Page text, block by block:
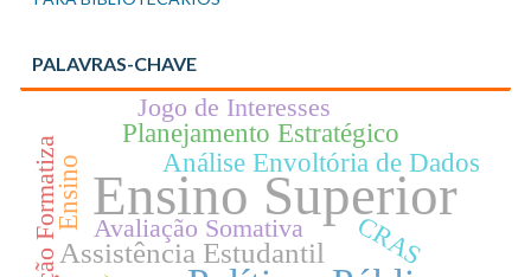
PALAVRAS-CHAVE
Ensino Superior
Assistência Estudantil
Análise Envoltória de Dados
Planejamento Estratégico
Ensino
Jogo de Interesses
Avaliação Somativa CRAS